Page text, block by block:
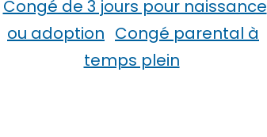
Congé de 3 jours pour naissance
ou adoption Congé parental à
temps plein